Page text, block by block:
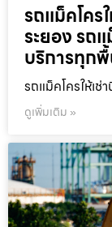
รถแม็คโคร
ระยอง รถ
บริการทุก
รถแม็คโครให้เ
ดูเพิ่มเติม »